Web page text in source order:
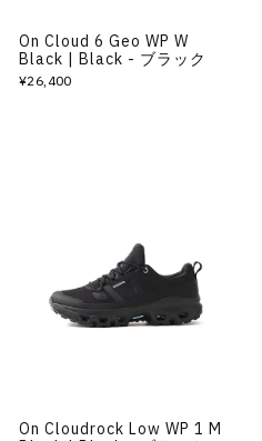
On Cloud 6 Geo WP W
Black | Black - ブラック
¥26,400
On Cloudrock Low WP 1 M